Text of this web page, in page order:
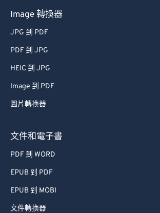
Image 轉換器
JPG 到 PDF
PDF 到 JPG
HEIC 到 JPG
Image 到 PDF
圖片轉換器
文件和電子書
PDF 到 WORD
EPUB 到 PDF
EPUB 到 MOBI
文件轉換器